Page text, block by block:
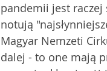
pandemii jest raczej
notują
Magyar Nemzeti
dalej - to one mają